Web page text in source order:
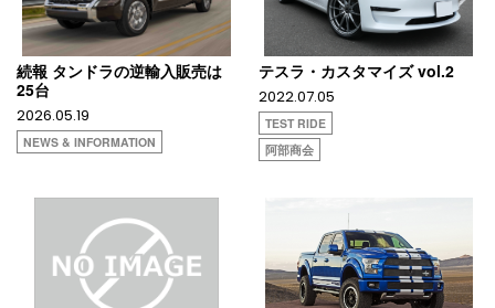
続報 タンドラの逆輸入販売は
25台
2026.05.19
NEWS & INFORMATION
テスラ・カスタマイズ vol.2
2022.07.05
TEST RIDE
阿部商会